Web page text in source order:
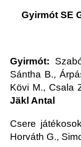
Gyirmót SE
Gyirmót:
Sántha B.,
Kövi M., Csala
Jäkl Antal
Csere
Horváth G.,